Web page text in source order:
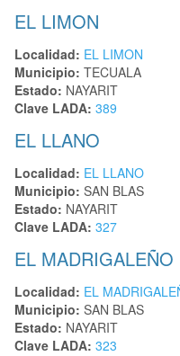
EL LIMON
Localidad: EL LIMON
Municipio: TECUALA
Estado: NAYARIT
Clave LADA: 389
EL LLANO
Localidad: EL LLANO
Municipio: SAN BLAS
Estado: NAYARIT
Clave LADA: 327
EL MADRIGALEÑO
Localidad: EL
Municipio: SAN BLAS
Estado: NAYARIT
Clave LADA: 323